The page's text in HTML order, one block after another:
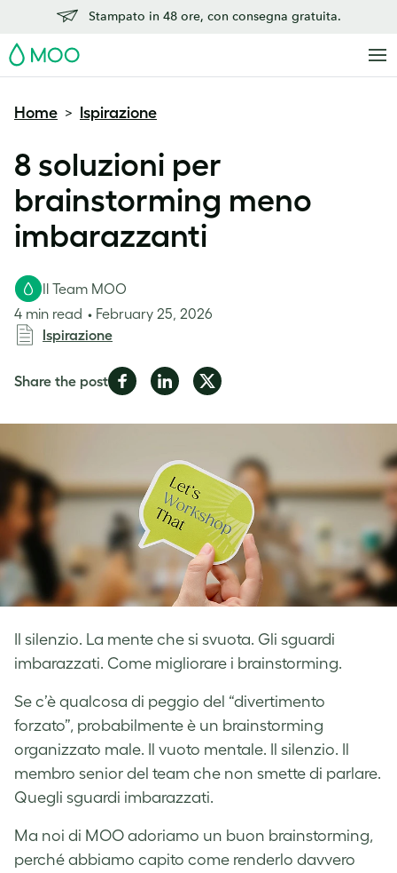
Stampato in 48 ore, con consegna gratuita.
MOO
Home > Ispirazione
8 soluzioni per
brainstorming meno
imbarazzanti
Il silenzio. La mente che si svuota. Gli sguardi
imbarazzati. Come migliorare i brainstorming.
Il Team MOO
4 min read
February 25, 2026
Ispirazione
Share the postShare
Facebook
Share
LinkedIn
Share
Twitter
Se c’è qualcosa di peggio del “divertimento
forzato”, probabilmente è un brainstorming
organizzato male. Il vuoto mentale. Il silenzio. Il
membro senior del team che non smette di parlare.
Quegli sguardi imbarazzati.
Ma noi di MOO adoriamo un buon brainstorming,
perché abbiamo capito come renderlo davvero